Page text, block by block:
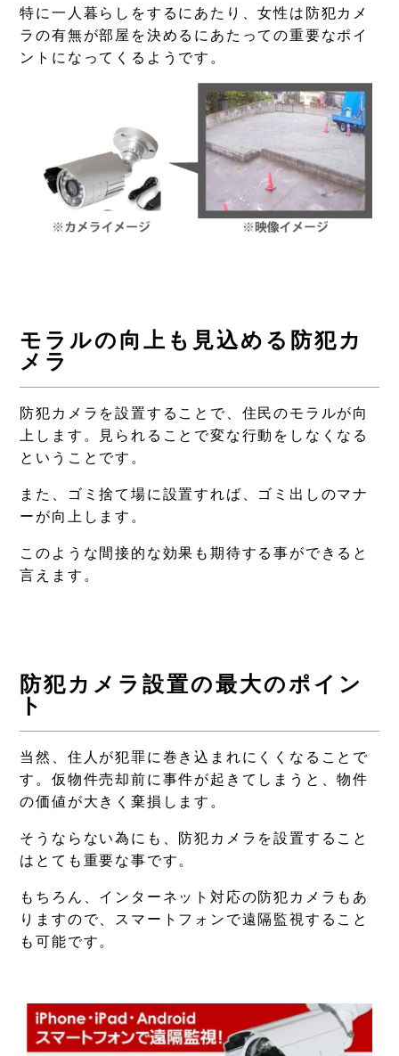
特に一人暮らしをするにあたり、女性は防犯カメ
ラの有無が部屋を決めるにあたっての重要なポイ
ントになってくるようです。
モラルの向上も見込める防犯カ
メラ
防犯カメラを設置することで、住民のモラルが向
上します。見られることで変な行動をしなくなる
ということです。
また、ゴミ捨て場に設置すれば、ゴミ出しのマナ
ーが向上します。
このような間接的な効果も期待する事ができると
言えます。
防犯カメラ設置の最大のポイン
ト
当然、住人が犯罪に巻き込まれにくくなることで
す。仮物件売却前に事件が起きてしまうと、物件
の価値が大きく棄損します。
そうならない為にも、防犯カメラを設置すること
はとても重要な事です。
もちろん、インターネット対応の防犯カメラもあ
りますので、スマートフォンで遠隔監視すること
も可能です。